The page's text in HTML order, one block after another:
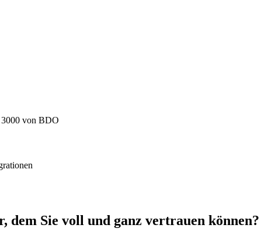
von BDO
dem Sie voll und ganz vertrauen können?